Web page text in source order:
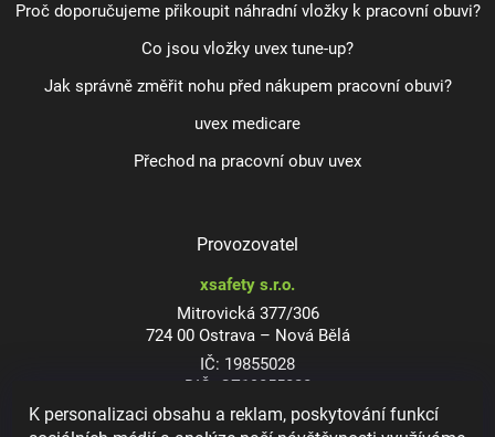
K personalizaci obsahu a reklam, poskytování funkcí
Proč doporučujeme přikoupit náhradní vložky k pracovní obuvi?
Co jsou vložky uvex tune-up?
Jak správně změřit nohu před nákupem pracovní obuvi?
uvex medicare
Přechod na pracovní obuv uvex
Provozovatel
xsafety s.r.o.
Mitrovická 377/306
724 00 Ostrava – Nová Bělá
IČ: 19855028
DIČ: CZ19855028